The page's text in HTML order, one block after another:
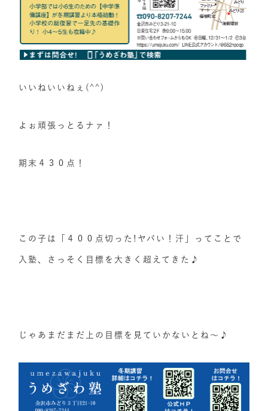
いいねいいねぇ(^^)
よぉ頑張っとるナァ！
期末４３０点！
この子は「４００点切った!ヤバい！汗」ってことで
入塾、さっそく目標を大きく超えてきた♪
じゃあまだまだ上の目標を見ていかないとね〜♪